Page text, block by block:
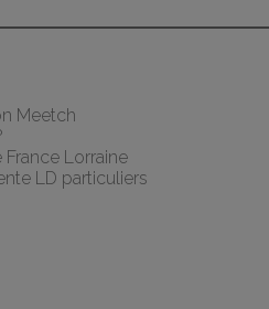
Meetch
Lorraine
LD particuliers